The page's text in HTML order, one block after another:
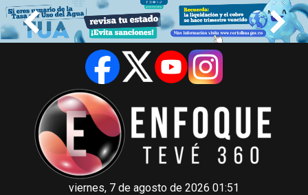
viernes, 7 de agosto de 2026 01:51